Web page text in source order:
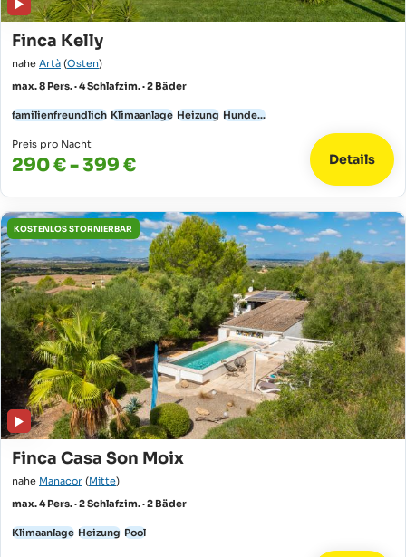
Finca Kelly
nahe Artà (Osten)
max. 8 Pers. · 4 Schlafzim. · 2 Bäder
familienfreundlich Klimaanlage Heizung Hunde...
Preis pro Nacht
290 € - 399 € Details
KOSTENLOS STORNIERBAR
Finca Casa Son Moix
nahe Manacor (Mitte)
max. 4 Pers. · 2 Schlafzim. · 2 Bäder
Klimaanlage Heizung Pool